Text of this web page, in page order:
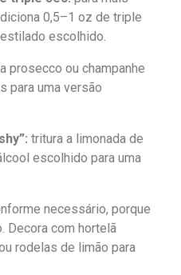
0,5–1 oz de triple
escolhido.
prosecco ou champanhe
para uma versão
tritura a limonada de
escolhido para uma
necessário, porque
Decora com hortelã
rodelas de limão para